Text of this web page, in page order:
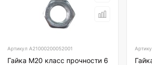
Артикул А21000200052001
Гайка М20 класс прочности 6